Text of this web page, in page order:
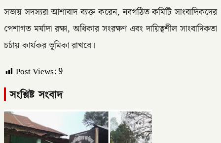
সভায় সদস্যরা আশাবাদ ব্যক্ত করেন, নবগঠিত কমিটি সাংবাদিকদের
পেশাগত মর্যাদা রক্ষা, অধিকার সংরক্ষণ এবং দায়িত্বশীল সাংবাদিকতা
চর্চায় কার্যকর ভূমিকা রাখবে।
Post Views:9
সংশ্লিষ্ট সংবাদ